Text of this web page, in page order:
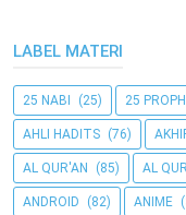
LABEL MATERI
25 NABI (25) 25
AHLI HADITS (76)
AL QUR'AN (85) AL
ANDROID (82) ANIME